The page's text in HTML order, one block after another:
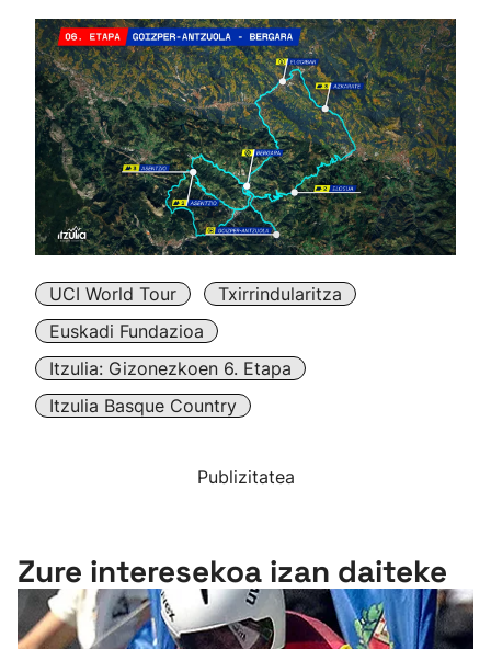
UCI World Tour
Txirrindularitza
Euskadi Fundazioa
Itzulia: Gizonezkoen 6. Etapa
Itzulia Basque Country
Publizitatea
Zure interesekoa izan daiteke